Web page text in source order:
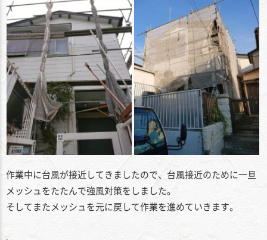
作業中に台風が接近してきましたので、台風接近のために一旦
メッシュをたたんで強風対策をしました。
そしてまたメッシュを元に戻して作業を進めていきます。